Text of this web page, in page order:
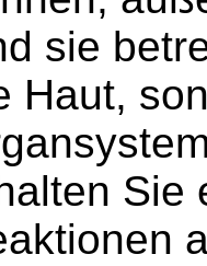
sie
Haut,
Sie